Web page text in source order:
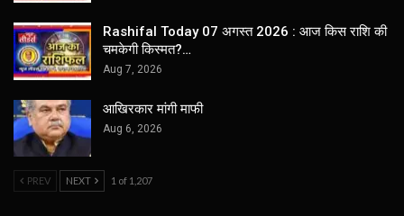
Rashifal Today 07 अगस्त 2026 : आज किस राशि की
चमकेगी किस्मत?…
Aug 7, 2026
आखिरकार मांगी माफी
Aug 6, 2026
PREV NEXT 1 of 1,207